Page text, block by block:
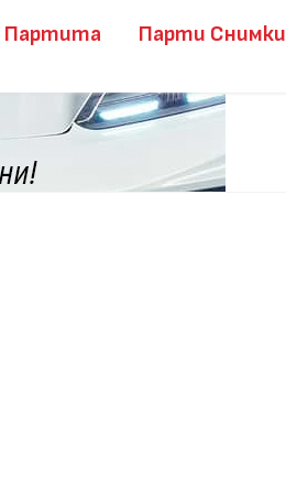
Партита Парти Снимки